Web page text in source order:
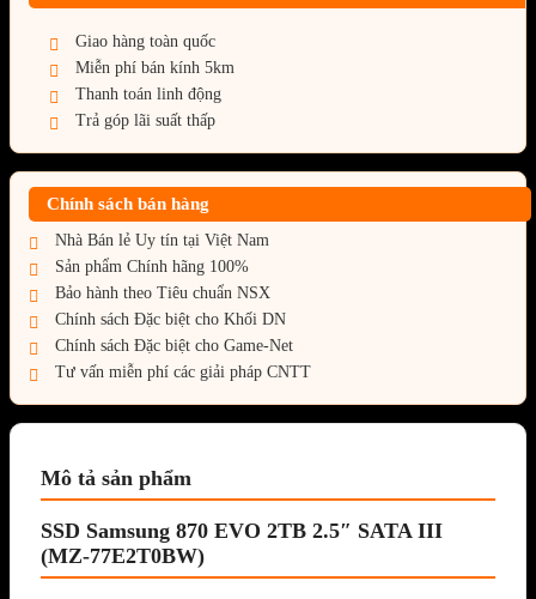
Giao hàng toàn quốc
Miễn phí bán kính 5km
Thanh toán linh động
Trả góp lãi suất thấp
Chính sách bán hàng
Nhà Bán lẻ Uy tín tại Việt Nam
Sản phẩm Chính hãng 100%
Bảo hành theo Tiêu chuẩn NSX
Chính sách Đặc biệt cho Khối DN
Chính sách Đặc biệt cho Game-Net
Tư vấn miễn phí các giải pháp CNTT
Mô tả sản phẩm
SSD Samsung 870 EVO 2TB 2.5″ SATA III
(MZ-77E2T0BW)